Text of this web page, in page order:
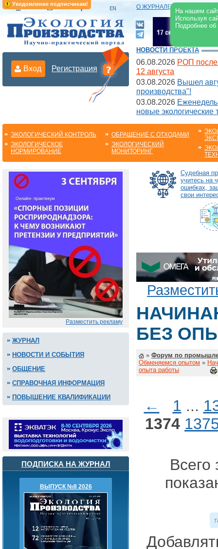
Уведомление подписчикам!
На нашем
Используя
Подробнее
О ЖУРНАЛЕ |
Вход Регистрация
НОВОСТИ ПРОЕКТА
06.08.2026 РОП после
12 августа
03.08.2026 Вышел
производства"!
03.08.2026
новые экологические
ЭКОЛОГИЧЕСКИЙ КОНТРОЛЬ
ЭКОЛОГИЧЕСКОЕ
НОРМИРОВАНИЕ
ОБРАЩЕНИЕ С ОТХОДАМИ
ЭКОЛОГИЧЕСКИЙ
МОНИТОРИНГ
Разместить рекламу
ЖУРНАЛ
НОВОСТИ И СОБЫТИЯ
ОБЩЕНИЕ
СПРАВОЧНАЯ ИНФОРМАЦИЯ
ПОВЫШЕНИЕ КВАЛИФИКАЦИИ
ПОДПИСКА НА ЖУРНАЛ
ВЫПУСК №8 2026
Судебная
учитесь на
ошибках,
свои
БЕЗ
» Форум по
Обменяемся опытом »
опыта работы
← 1 ...
1374
Всего